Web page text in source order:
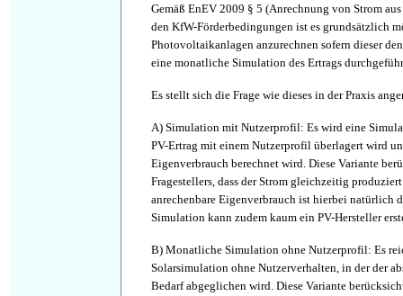
Gemäß EnEV 2009 § 5 (Anrechnung von Strom
den KfW-Förderbedingungen ist es grundsätzlich
Photovoltaikanlagen anzurechnen sofern dieser
eine monatliche Simulation des Ertrags
Es stellt sich die Frage wie dieses in der Praxis
A) Simulation mit Nutzerprofil: Es wird eine
PV-Ertrag mit einem Nutzerprofil überlagert wird
Eigenverbrauch berechnet wird. Diese Variante
Fragestellers, dass der Strom gleichzeitig
anrechenbare Eigenverbrauch ist hierbei natürlich
Simulation kann zudem kaum ein PV-Hersteller
B) Monatliche Simulation ohne Nutzerprofil: Es
Solarsimulation ohne Nutzerverhalten, in der der
Bedarf abgeglichen wird. Diese Variante